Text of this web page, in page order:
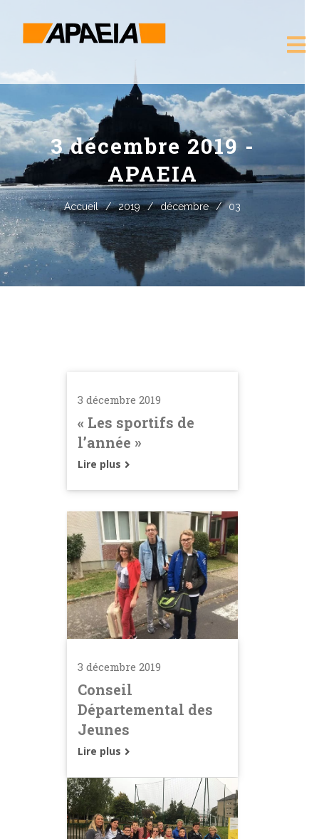
3 décembre 2019 -
APAEIA
Accueil / 2019 / décembre / 03
3 décembre 2019
« Les sportifs de
l’année »
Lire plus
3 décembre 2019
Conseil
Départemental des
Jeunes
Lire plus